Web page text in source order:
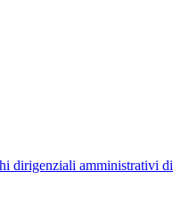
dirigenziali amministrativi di